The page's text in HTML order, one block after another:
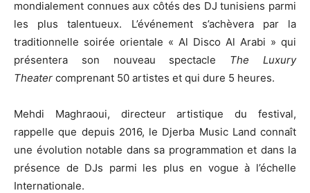
mondialement connues aux côtés des DJ tunisiens parmi
les plus talentueux. L’événement s’achèvera par la
traditionnelle soirée orientale « Al Disco Al Arabi » qui
présentera son nouveau spectacle The Luxury
Theater comprenant 50 artistes et qui dure 5 heures.
Mehdi Maghraoui, directeur artistique du festival,
rappelle que depuis 2016, le Djerba Music Land connaît
une évolution notable dans sa programmation et dans la
présence de DJs parmi les plus en vogue à l’échelle
Internationale.